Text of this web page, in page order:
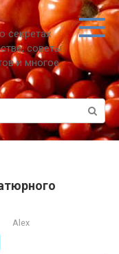
секретах
советы
и многое
Alex